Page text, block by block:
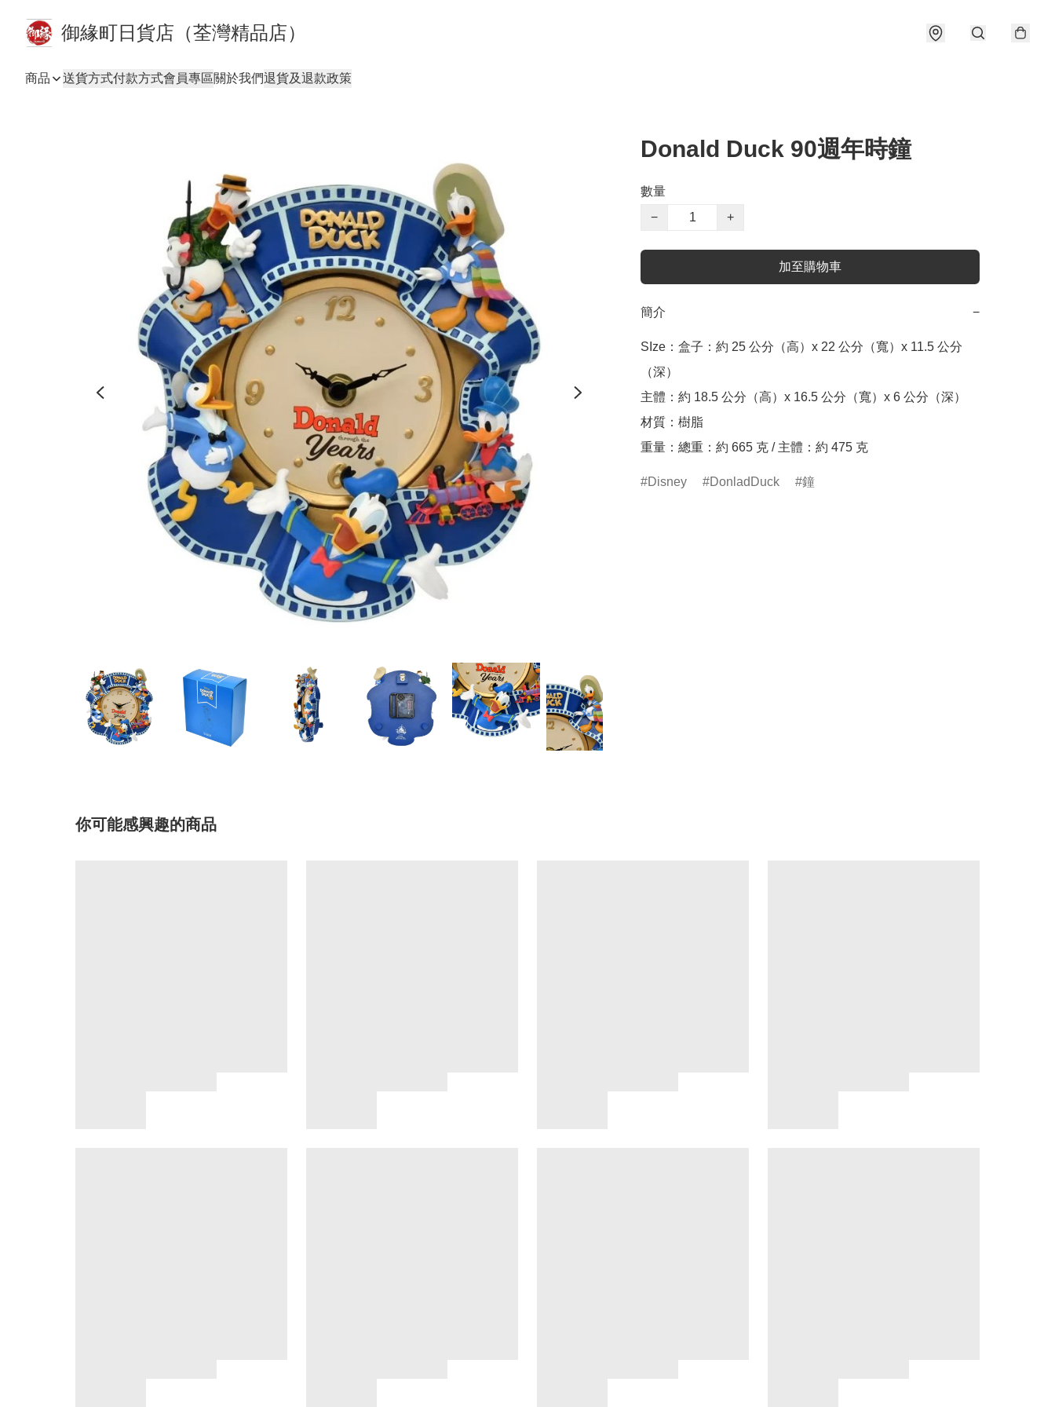
御緣町日貨店（荃灣精品店）
商品 送貨方式付款方式會員專區關於我們退貨及退款政策
Donald Duck 90週年時鐘
數量
−
+
加至購物車
簡介 −
SIze：盒子：約 25 公分（高）x 22 公分（寬）x 11.5 公分
（深）
主體：約 18.5 公分（高）x 16.5 公分（寬）x 6 公分（深）
材質：樹脂
重量：總重：約 665 克 / 主體：約 475 克
Disney DonladDuck 鐘
你可能感興趣的商品